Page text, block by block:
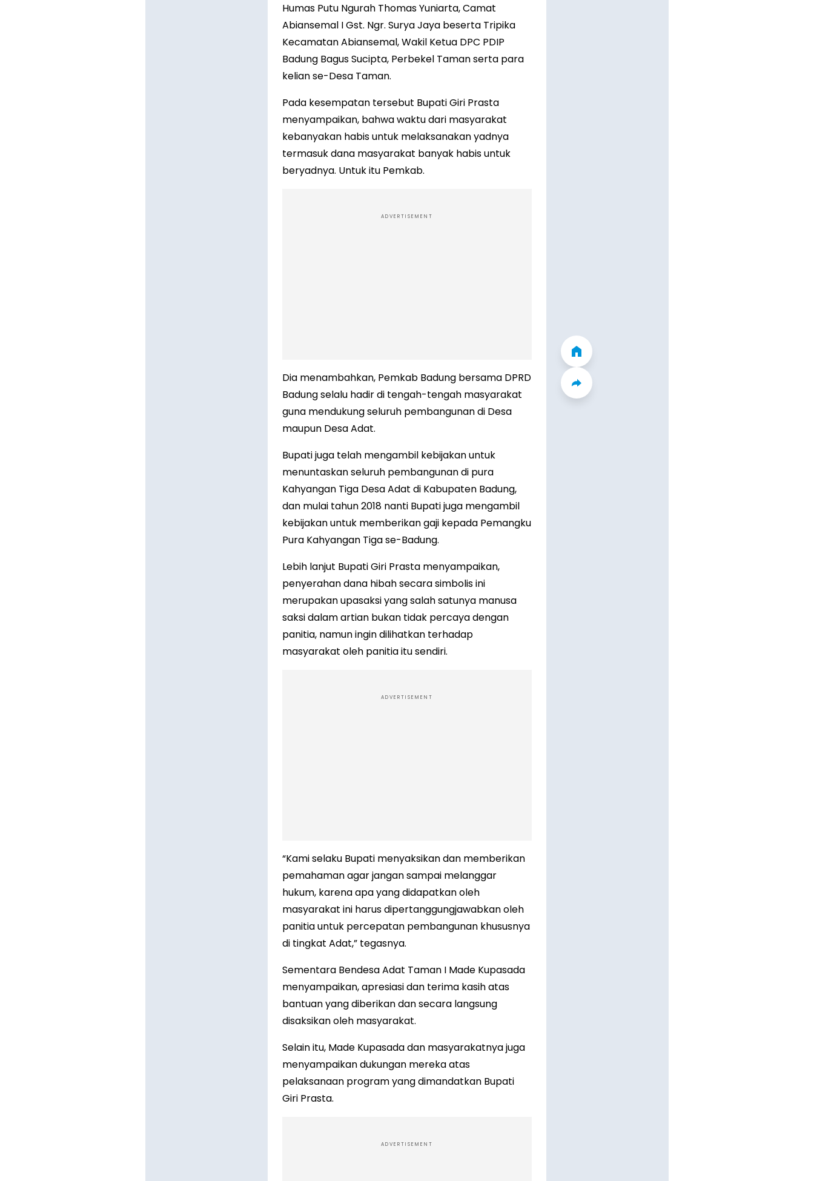
Humas Putu Ngurah Thomas Yuniarta, Camat
Abiansemal I Gst. Ngr. Surya Jaya beserta Tripika
Kecamatan Abiansemal, Wakil Ketua DPC PDIP
Badung Bagus Sucipta, Perbekel Taman serta para
kelian se-Desa Taman.
Pada kesempatan tersebut Bupati Giri Prasta
menyampaikan, bahwa waktu dari masyarakat
kebanyakan habis untuk melaksanakan yadnya
termasuk dana masyarakat banyak habis untuk
beryadnya. Untuk itu Pemkab.
ADVERTISEMENT
Dia menambahkan, Pemkab Badung bersama DPRD
Badung selalu hadir di tengah-tengah masyarakat
guna mendukung seluruh pembangunan di Desa
maupun Desa Adat.
Bupati juga telah mengambil kebijakan untuk
menuntaskan seluruh pembangunan di pura
Kahyangan Tiga Desa Adat di Kabupaten Badung,
dan mulai tahun 2018 nanti Bupati juga mengambil
kebijakan untuk memberikan gaji kepada Pemangku
Pura Kahyangan Tiga se-Badung.
Lebih lanjut Bupati Giri Prasta menyampaikan,
penyerahan dana hibah secara simbolis ini
merupakan upasaksi yang salah satunya manusa
saksi dalam artian bukan tidak percaya dengan
panitia, namun ingin dilihatkan terhadap
masyarakat oleh panitia itu sendiri.
ADVERTISEMENT
“Kami selaku Bupati menyaksikan dan memberikan
pemahaman agar jangan sampai melanggar
hukum, karena apa yang didapatkan oleh
masyarakat ini harus dipertanggungjawabkan oleh
panitia untuk percepatan pembangunan khususnya
di tingkat Adat,” tegasnya.
Sementara Bendesa Adat Taman I Made Kupasada
menyampaikan, apresiasi dan terima kasih atas
bantuan yang diberikan dan secara langsung
disaksikan oleh masyarakat.
Selain itu, Made Kupasada dan masyarakatnya juga
menyampaikan dukungan mereka atas
pelaksanaan program yang dimandatkan Bupati
Giri Prasta.
ADVERTISEMENT